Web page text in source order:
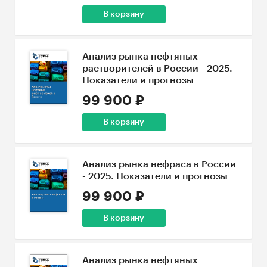
В корзину
Анализ рынка нефтяных
растворителей в России - 2025.
Показатели и прогнозы
99 900 ₽
В корзину
Анализ рынка нефраса в России
- 2025. Показатели и прогнозы
99 900 ₽
В корзину
Анализ рынка нефтяных